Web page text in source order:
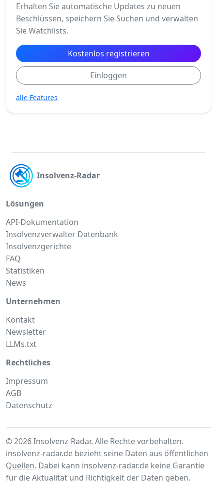
Erhalten Sie automatische Updates zu neuen
Beschlüssen, speichern Sie Suchen und verwalten
Sie Watchlists.
Kostenlos registrieren
Einloggen
alle Features
Insolvenz-Radar
Lösungen
API-Dokumentation
Insolvenzverwalter Datenbank
Insolvenzgerichte
FAQ
Statistiken
News
Unternehmen
Kontakt
Newsletter
LLMs.txt
Rechtliches
Impressum
AGB
Datenschutz
© 2026 Insolvenz-Radar. Alle Rechte vorbehalten.
insolvenz-radar.de bezieht seine Daten aus öffentlichen
Quellen. Dabei kann insolvenz-radar.de keine Garantie
für die Aktualität und Richtigkeit der Daten geben.